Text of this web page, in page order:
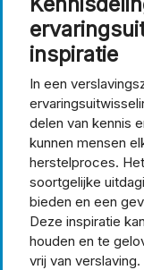
inspiratie
In een
delen van kennis
kunnen mensen
herstelproces.
soortgelijke
bieden en een
Deze inspiratie
houden en te
vrij van verslaving.